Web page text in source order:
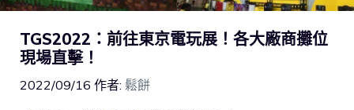
TGS2022：前往東京電玩展！各大廠商攤位
現場直擊！
2022/09/16 作者: 鬆餅